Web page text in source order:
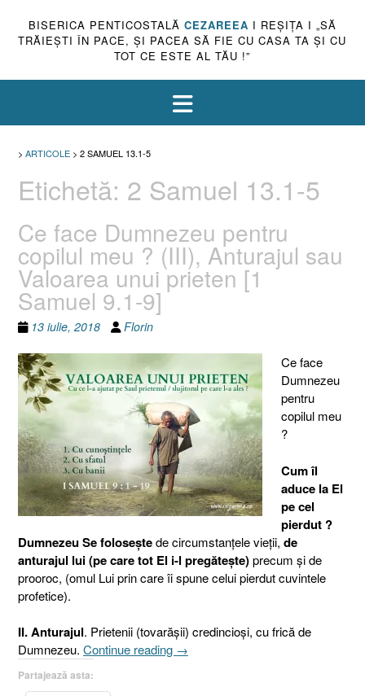
BISERICA PENTICOSTALĂ CEZAREEA I REŞIŢA I „SĂ
TRĂIEŞTI ÎN PACE, ŞI PACEA SĂ FIE CU CASA TA ŞI CU
TOT CE ESTE AL TĂU !”
> ARTICOLE > 2 SAMUEL 13.1-5
Etichetă: 2 Samuel 13.1-5
Ce face Dumnezeu pentru
copilul meu ? (III), Anturajul sau
Valoarea unui prieten [1
Samuel 9.1-9]
13 iulie, 2018 Florin
Ce face
Dumnezeu
pentru
copilul meu
?
Cum îl
aduce la El
pe cel
pierdut ?
Dumnezeu Se foloseştede circumstanţele vieţii, de
anturajul lui (pe care tot El i-l pregăteşte)precum şi de
prooroc, (omul Lui prin care îi spune celui pierdut cuvintele
profetice).
II. Anturajul. Prietenii (tovarăşii) credincioşi, cu frică de
Dumnezeu. Continue reading „Ce
→
Partajează asta: